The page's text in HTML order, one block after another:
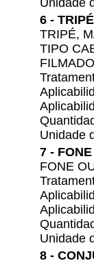
Unidade
6 - TRIPÉ
TRIPÉ,
TIPO
Unidade
7 -
FONE
Unidade
8 -